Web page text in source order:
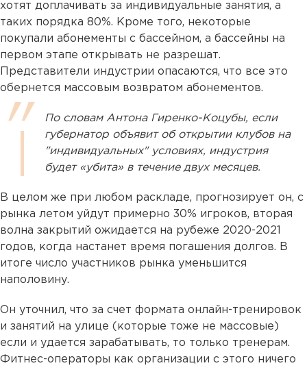
хотят доплачивать за индивидуальные занятия, а
таких порядка 80%. Кроме того, некоторые
покупали абонементы с бассейном, а бассейны на
первом этапе открывать не разрешат.
Представители индустрии опасаются, что все это
обернется массовым возвратом абонементов.
По словам Антона Гиренко-Коцубы, если
губернатор объявит об открытии клубов на
"индивидуальных" условиях, индустрия
будет «убита» в течение двух месяцев.
В целом же при любом раскладе, прогнозирует он, с
рынка летом уйдут примерно 30% игроков, вторая
волна закрытий ожидается на рубеже 2020-2021
годов, когда настанет время погашения долгов. В
итоге число участников рынка уменьшится
наполовину.
Он уточнил, что за счет формата онлайн-тренировок
и занятий на улице (которые тоже не массовые)
если и удается зарабатывать, то только тренерам.
Фитнес-операторы как организации с этого ничего